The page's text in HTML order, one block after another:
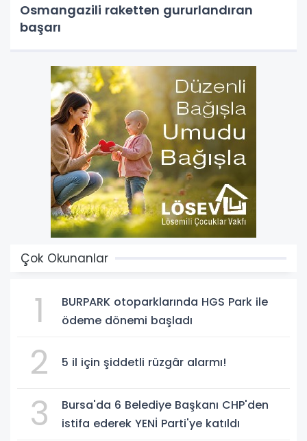
Osmangazili raketten gururlandıran
başarı
Çok Okunanlar
1
BURPARK otoparklarında HGS Park ile
ödeme dönemi başladı
2 5 il için şiddetli rüzgâr alarmı!
3
Bursa'da 6 Belediye Başkanı CHP'den
istifa ederek YENİ Parti'ye katıldı